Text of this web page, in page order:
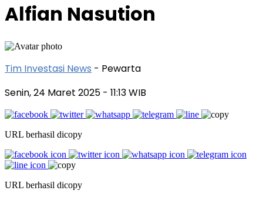
Alfian Nasution
Tim Investasi News - Pewarta
Senin, 24 Maret 2025 - 11:13 WIB
URL berhasil dicopy
URL berhasil dicopy